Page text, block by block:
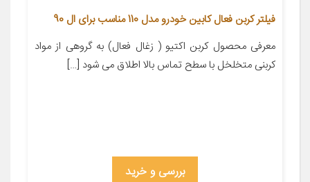
فیلتر کربن فعال کابین خودرو مدل 110 مناسب برای ال 90
معرفی محصول کربن اکتیو ( زغال فعال) به گروهی از مواد
کربنی متخلخل با سطح تماس بالا اطلاق می شود […]
بررسی و خرید